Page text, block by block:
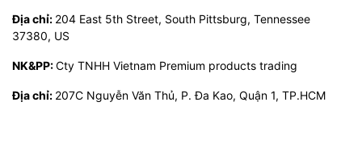
Địa chỉ: 204 East 5th Street, South Pittsburg, Tennessee
37380, US
NK&PP:Cty TNHH Vietnam Premium products trading
Địa chỉ: 207C Nguyễn Văn Thủ, P. Đa Kao, Quận 1, TP.HCM